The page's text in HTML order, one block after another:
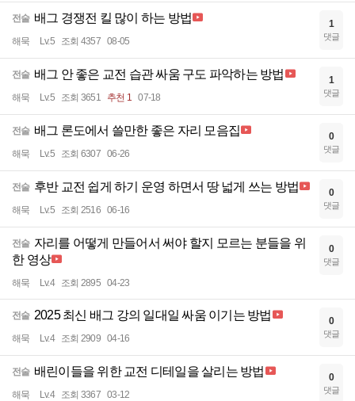
전술 배그 경쟁전 킬 많이 하는 방법
해묵 Lv.5 조회 4357 08-05
1
댓글
전술 배그 안 좋은 교전 습관 싸움 구도 파악하는 방법
해묵 Lv.5 조회 3651 추천 1 07-18
1
댓글
전술 배그 론도에서 쓸만한 좋은 자리 모음집
해묵 Lv.5 조회 6307 06-26
0
댓글
전술 후반 교전 쉽게 하기 운영 하면서 땅 넓게 쓰는 방법
해묵 Lv.5 조회 2516 06-16
0
댓글
전술 자리를 어떻게 만들어서 써야 할지 모르는 분들을 위
한 영상
해묵 Lv.4 조회 2895 04-23
0
댓글
전술 2025 최신 배그 강의 일대일 싸움 이기는 방법
해묵 Lv.4 조회 2909 04-16
0
댓글
전술 배린이들을 위한 교전 디테일을 살리는 방법
해묵 Lv.4 조회 3367 03-12
0
댓글